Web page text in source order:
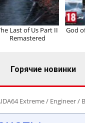
Last of Us Part II
Remastered
God
Горячие новинки
Extreme / Engineer /